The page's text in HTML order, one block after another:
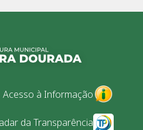
Acesso à Informação
da Transparência